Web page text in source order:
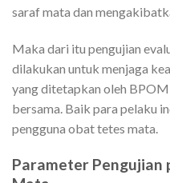
saraf mata dan
Maka dari itu pengujian
dilakukan untuk menjaga
yang ditetapkan oleh BPOM
bersama. Baik para pelaku
pengguna obat tetes mata.
Parameter Pengujian